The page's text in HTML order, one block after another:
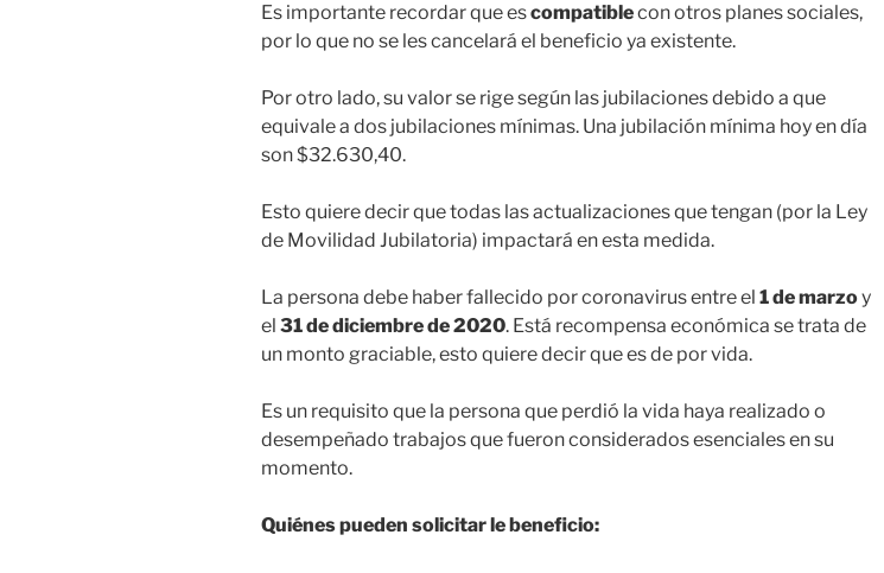
Es importante recordar que escompatiblecon otros planes sociales,
por lo que no se les cancelará el beneficio ya existente.
Por otro lado, su valor se rige según las jubilaciones debido a que
equivale a dos jubilaciones mínimas. Una jubilación mínima hoy en día
son $32.630,40.
Esto quiere decir que todas las actualizaciones que tengan (por la Ley
de Movilidad Jubilatoria) impactará en esta medida.
La persona debe haber fallecido por coronavirus entre el 1 de marzoy
el 31 de diciembre de 2020. Está recompensa económica se trata de
un monto graciable, esto quiere decir que es de por vida.
Es un requisito que la persona que perdió la vida haya realizado o
desempeñado trabajos que fueron considerados esenciales en su
momento.
Quiénes pueden solicitar le beneficio: